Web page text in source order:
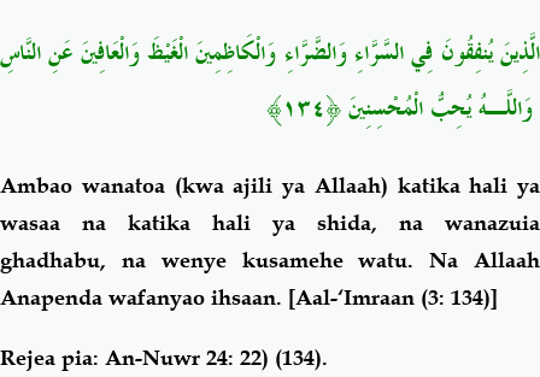
الَّذِينَ يُنفِقُونَ فِي السَّرَّاءِ وَالضَّرَّاءِ وَالْكَاظِمِينَ الْغَيْظَ وَالْعَافِينَ عَنِ النَّاسِ
ۗ وَاللَّـهُ يُحِبُّ الْمُحْسِنِينَ ﴿١٣٤﴾
Ambao wanatoa (kwa ajili ya Allaah) katika hali ya
wasaa na katika hali ya shida, na wanazuia
ghadhabu, na wenye kusamehe watu. Na Allaah
Anapenda wafanyao ihsaan. [Aal-‘Imraan (3: 134)]
Rejea pia: An-Nuwr 24: 22) (134).